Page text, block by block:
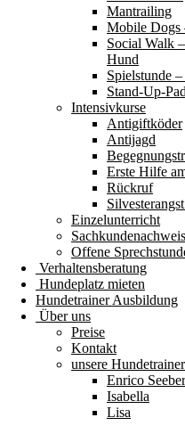
Mantrailing
Mobile
Social Walk
Hund
Spielstunde
Stand-Up-
Intensivkurse
Antigiftköder
Antijagd
Erste Hilfe
Rückruf
Einzelunterricht
Sachkundenachweis
Offene
Verhaltensberatung
Hundeplatz mieten
Hundetrainer Ausbildung
Über uns
Preise
Kontakt
unsere Hundetrainer
Enrico Seeber
Isabella
Lisa